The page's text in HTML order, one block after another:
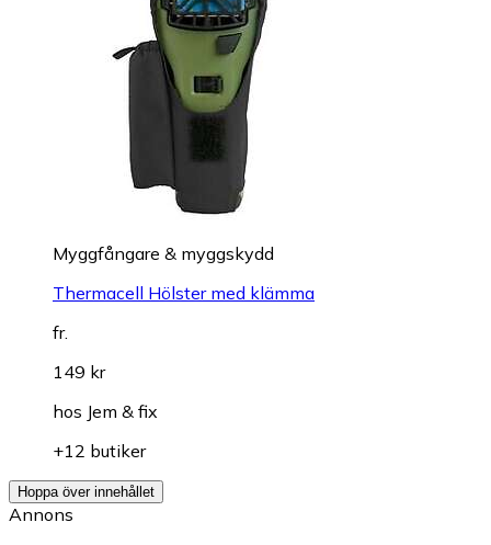
Myggfångare & myggskydd
Thermacell Hölster med klämma
fr.
149 kr
hos Jem & fix
+12 butiker
Hoppa över innehållet
Annons